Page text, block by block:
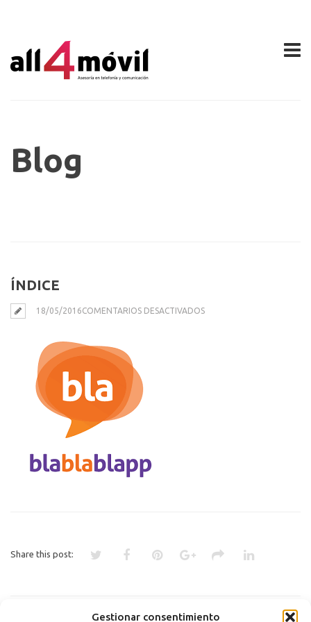
Gestionar consentimiento
Blog
ÍNDICE
18/05/2016COMENTARIOS DESACTIVADOSEN
Share this post:
ORANGE RETA A WHATSAPP